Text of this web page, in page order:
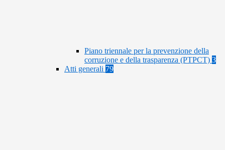
Piano triennale per la prevenzione della
corruzione e della trasparenza (PTPCT) 3
Atti generali 79